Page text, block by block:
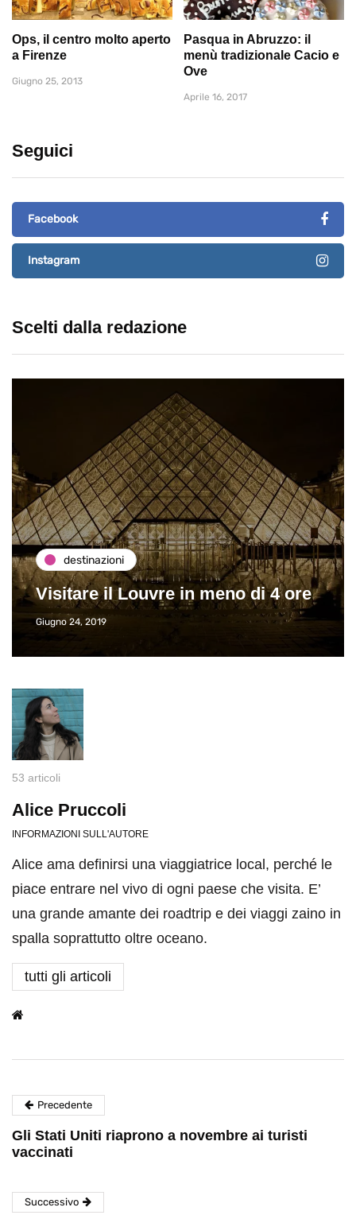
Ops, il centro molto aperto
a Firenze
Giugno 25, 2013
Pasqua in Abruzzo: il
menù tradizionale Cacio e
Ove
Aprile 16, 2017
Seguici
Facebook
Instagram
Scelti dalla redazione
destinazioni
Visitare il Louvre in meno di 4 ore
Giugno 24, 2019
53 articoli
Alice Pruccoli
INFORMAZIONI SULL'AUTORE
Alice ama definirsi una viaggiatrice local, perché le
piace entrare nel vivo di ogni paese che visita. E’
una grande amante dei roadtrip e dei viaggi zaino in
spalla soprattutto oltre oceano.
tutti gli articoli
Precedente
Gli Stati Uniti riaprono a novembre ai turisti
vaccinati
Successivo